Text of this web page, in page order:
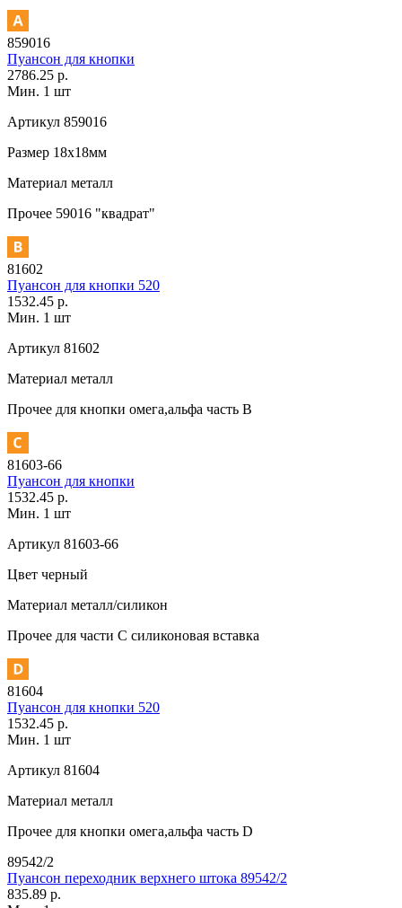
859016
Пуансон для кнопки
2786.25 р.
Мин. 1 шт
Артикул 859016
Размер 18х18мм
Материал металл
Прочее 59016 "квадрат"
81602
Пуансон для кнопки 520
1532.45 р.
Мин. 1 шт
Артикул 81602
Материал металл
Прочее для кнопки омега,альфа часть В
81603-66
Пуансон для кнопки
1532.45 р.
Мин. 1 шт
Артикул 81603-66
Цвет черный
Материал металл/силикон
Прочее для части C силиконовая вставка
81604
Пуансон для кнопки 520
1532.45 р.
Мин. 1 шт
Артикул 81604
Материал металл
Прочее для кнопки омега,альфа часть D
89542/2
Пуансон переходник верхнего штока 89542/2
835.89 р.